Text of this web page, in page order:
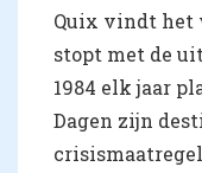
Quix vindt het
stopt met de
1984 elk jaar
Dagen zijn